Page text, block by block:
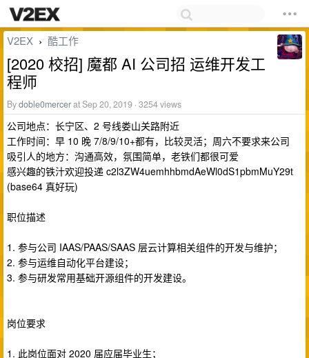
V2EX › 酷工作
[2020 校招] 魔都 AI 公司招 运维开发工
程师
Bydoble0mercerat Sep 20, 2019 · 3254 views
公司地点：长宁区、2 号线娄山关路附近
工作时间：早 10 晚 7/8/9/10+都有，比较灵活；周六不要求来公司
吸引人的地方：沟通高效，氛围简单，老铁们都很可爱
感兴趣的铁汁欢迎投递 c2l3ZW4uemhhbmdAeWl0dS1pbmMuY29t
(base64 真好玩)
职位描述
1. 参与公司 IAAS/PAAS/SAAS 层云计算相关组件的开发与维护；
2. 参与运维自动化平台建设；
3. 参与研发常用基础开源组件的开发建设。
岗位要求
1. 此岗位面对 2020 届应届毕业生；